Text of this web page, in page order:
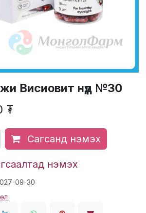
Висиовит нүд №30
₮
Сагсанд нэмэх
нэмэх
09-30